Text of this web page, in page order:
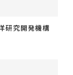
研究開発機構